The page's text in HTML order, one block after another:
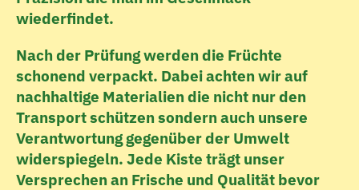
wiederfindet.
Nach der Prüfung werden die Früchte
schonend verpackt. Dabei achten wir auf
nachhaltige Materialien die nicht nur den
Transport schützen sondern auch unsere
Verantwortung gegenüber der Umwelt
widerspiegeln. Jede Kiste trägt unser
Versprechen an Frische und Qualität bevor